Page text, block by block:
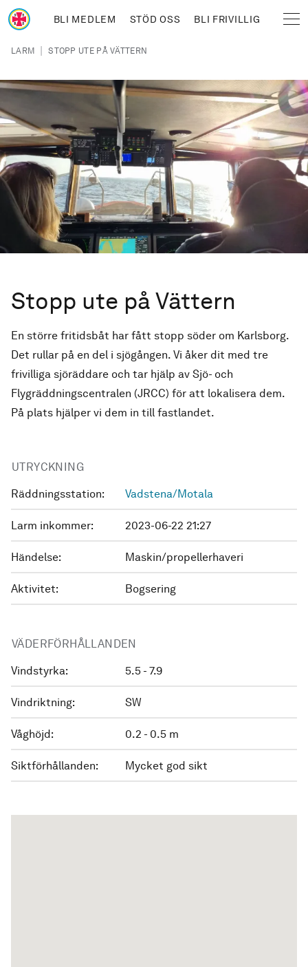
Hoppa till huvudinnehåll
BLI MEDLEM STÖD OSS BLI FRIVILLIG
Länkstig
LARM | STOPP UTE PÅ VÄTTERN
Stopp ute på Vättern
En större fritidsbåt har fått stopp söder om Karlsborg.
Det rullar på en del i sjögången. Vi åker dit med tre
frivilliga sjöräddare och tar hjälp av Sjö- och
Flygräddningscentralen (JRCC) för att lokalisera dem.
På plats hjälper vi dem in till fastlandet.
UTRYCKNING
Räddningsstation: Vadstena/Motala
Larm inkommer: 2023-06-22 21:27
Händelse: Maskin/propellerhaveri
Aktivitet: Bogsering
VÄDERFÖRHÅLLANDEN
Vindstyrka: 5.5 - 7.9
Vindriktning: SW
Våghöjd: 0.2 - 0.5 m
Siktförhållanden: Mycket god sikt